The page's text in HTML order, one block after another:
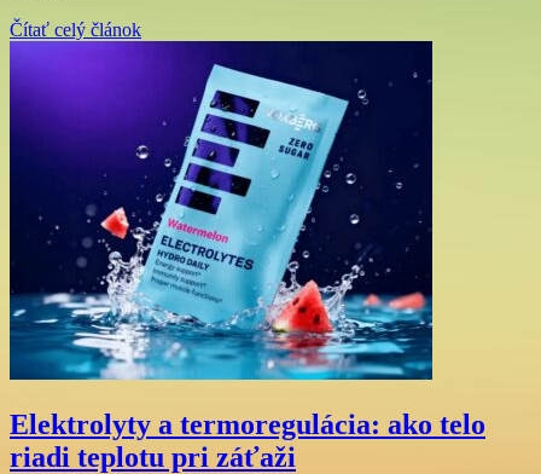
Čítať celý článok
Elektrolyty a termoregulácia: ako telo
riadi teplotu pri záťaži